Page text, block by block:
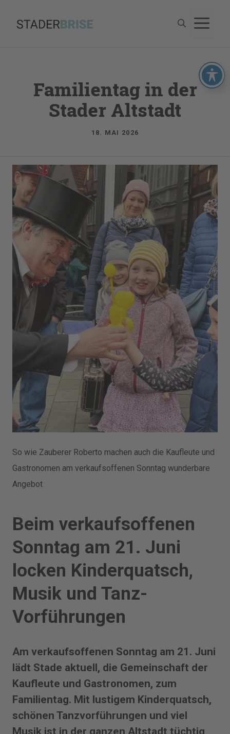
Inhalt
Familientag in der
Stader Altstadt
18. MAI 2026
So wie Zauberer Roberto machen auch die Kaufleute und
Gastro­nomen am verkaufsoffenen Sonntag wunderbare
Angebot
Beim verkaufsoffenen
Sonntag am 21. Juni
locken Kinderquatsch,
Musik und Tanz-
Vorführungen
Am verkaufsoffenen Sonntag am 21. Juni
lädt Stade aktuell, die Gemeinschaft der
Kaufleute und Gastronomen, zum
Familientag. Mit lustigem Kinderquatsch,
schönen Tanzvorführungen und viel
Musik ist in der ganzen Altstadt tüchtig